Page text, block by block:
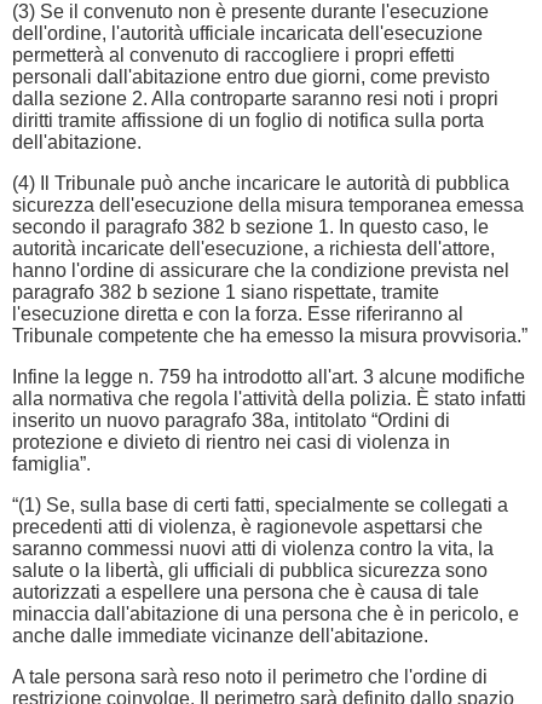
(3) Se il convenuto non è presente durante l'esecuzione
dell'ordine, l'autorità ufficiale incaricata dell'esecuzione
permetterà al convenuto di raccogliere i propri effetti
personali dall'abitazione entro due giorni, come previsto
dalla sezione 2. Alla controparte saranno resi noti i propri
diritti tramite affissione di un foglio di notifica sulla porta
dell'abitazione.
(4) Il Tribunale può anche incaricare le autorità di pubblica
sicurezza dell'esecuzione della misura temporanea emessa
secondo il paragrafo 382 b sezione 1. In questo caso, le
autorità incaricate dell'esecuzione, a richiesta dell'attore,
hanno l'ordine di assicurare che la condizione prevista nel
paragrafo 382 b sezione 1 siano rispettate, tramite
l'esecuzione diretta e con la forza. Esse riferiranno al
Tribunale competente che ha emesso la misura provvisoria.”
Infine la legge n. 759 ha introdotto all'art. 3 alcune modifiche
alla normativa che regola l'attività della polizia. È stato infatti
inserito un nuovo paragrafo 38a, intitolato “Ordini di
protezione e divieto di rientro nei casi di violenza in
famiglia”.
“(1) Se, sulla base di certi fatti, specialmente se collegati a
precedenti atti di violenza, è ragionevole aspettarsi che
saranno commessi nuovi atti di violenza contro la vita, la
salute o la libertà, gli ufficiali di pubblica sicurezza sono
autorizzati a espellere una persona che è causa di tale
minaccia dall'abitazione di una persona che è in pericolo, e
anche dalle immediate vicinanze dell'abitazione.
A tale persona sarà reso noto il perimetro che l'ordine di
restrizione coinvolge. Il perimetro sarà definito dallo spazio